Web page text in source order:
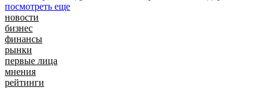
посмотреть еще
новости
бизнес
финансы
рынки
первые лица
мнения
рейтинги